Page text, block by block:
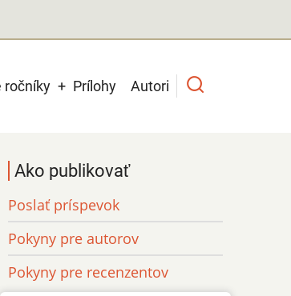
ročníky Prílohy Autori
Ako publikovať
Poslať príspevok
Pokyny pre autorov
Pokyny pre recenzentov